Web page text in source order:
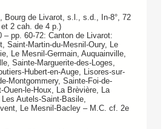
Bourg de Livarot, s.l., s.d., In-8°, 72
2 cah. de 4 p.)
– pp. 60-72: Canton de Livarot:
Saint-Martin-du-Mesnil-Oury, Le
Le Mesnil-Germain, Auquainville,
Sainte-Marguerite-des-Loges,
Hubert-en-Auge, Lisores-sur-
Mont­gommery, Sainte-Foi-de-
Ouen-le-Houx, La Brèvière, La
Autels-Saint-Basile,
Le Mesnil-Bacley – M.C. cf. 2e